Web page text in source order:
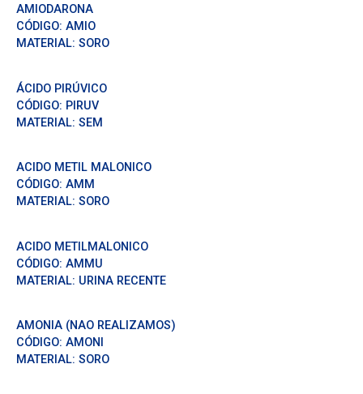
AMIODARONA
CÓDIGO: AMIO
MATERIAL: SORO
ÁCIDO PIRÚVICO
CÓDIGO: PIRUV
MATERIAL: SEM
ACIDO METIL MALONICO
CÓDIGO: AMM
MATERIAL: SORO
ACIDO METILMALONICO
CÓDIGO: AMMU
MATERIAL: URINA RECENTE
AMONIA (NAO REALIZAMOS)
CÓDIGO: AMONI
MATERIAL: SORO